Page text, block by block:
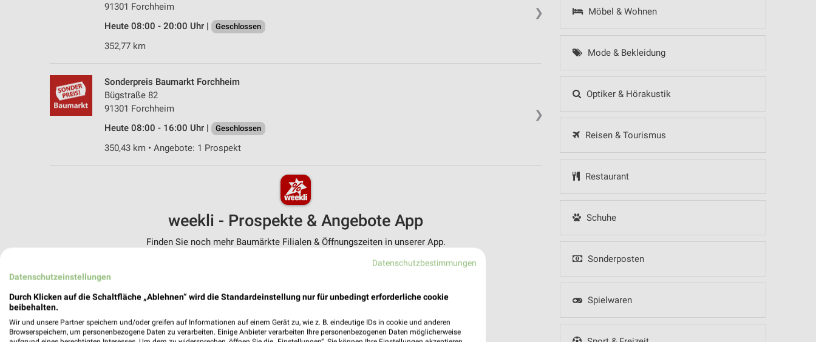
Möbel & Wohnen
Mode & Bekleidung
Optiker & Hörakustik
Reisen & Tourismus
Restaurant
Schuhe
Sonderposten
Spielwaren
❯
91301 Forchheim
Heute 08:00 - 20:00 Uhr |
Geschlossen
352,77 km
❯
Sonderpreis Baumarkt Forchheim
Bügstraße 82
91301 Forchheim
Heute 08:00 - 16:00 Uhr |
Geschlossen
350,43 km • Angebote: 1 Prospekt
weekli - Prospekte & Angebote App
Finden Sie noch mehr Baumärkte Filialen & Öffnungszeiten in unserer App.
✔Push-Benachrichtigungen bei neuen Prospekten
Einkaufsliste - Einkauf stressfrei planen
Nutze weekli auch mobil – App jetzt laden oder QR-Code scannen.
Datenschutzbestimmungen
Datenschutzeinstellungen
Durch Klicken auf die Schaltfläche „Ablehnen“ wird die Standardeinstellung nur für unbedingt erforderliche cookie
beibehalten.
Wir und unsere Partner speichern und/oder greifen auf Informationen auf einem Gerät zu, wie z. B. eindeutige IDs in cookie und anderen
Browserspeichern, um personenbezogene Daten zu verarbeiten. Einige Anbieter verarbeiten Ihre personenbezogenen Daten möglicherweise